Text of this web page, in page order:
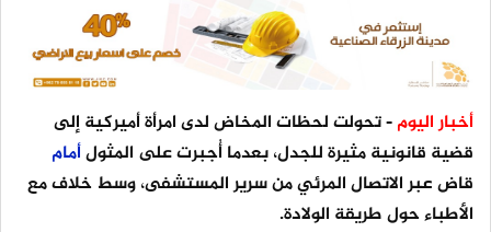
أخبار اليوم- تحولت لحظات المخاض لدى امرأة أميركية إلى
قضية قانونية مثيرة للجدل، بعدما أُجبرت على المثولأمام
قاض عبر الاتصال المرئي من سرير المستشفى، وسط خلاف مع
الأطباء حول طريقة الولادة.